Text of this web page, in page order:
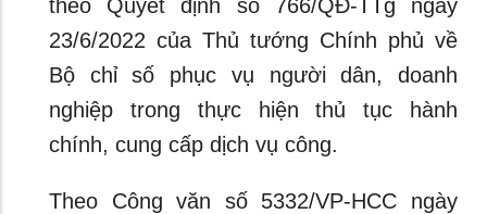
theo Quyết định số 766/QĐ-TTg ngày
23/6/2022 của Thủ tướng Chính phủ về
Bộ chỉ số phục vụ người dân, doanh
nghiệp trong thực hiện thủ tục hành
chính, cung cấp dịch vụ công.
Theo Công văn số 5332/VP-HCC ngày